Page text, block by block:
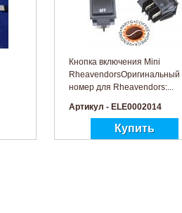
Кнопка включения Mini
RheavendorsОригинальный
номер для Rheavendors:...
Артикул - ELE0002014